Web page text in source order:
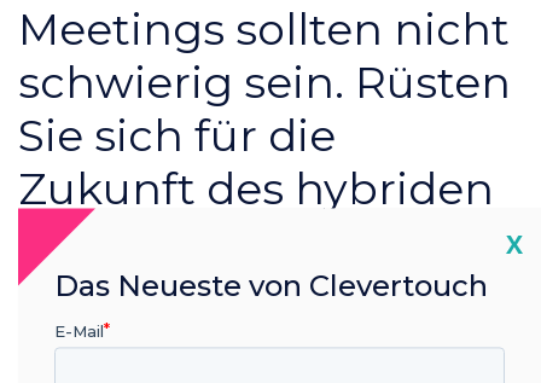
Meetings sollten nicht
schwierig sein. Rüsten
Sie sich für die
Zukunft des hybriden
Arbeitens mit
Clevertouch.
X
Das Neueste von Clevertouch
E-Mail